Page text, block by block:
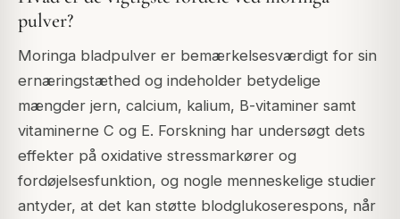
pulver?
Moringa bladpulver er bemærkelsesværdigt for sin
ernæringstæthed og indeholder betydelige
mængder jern, calcium, kalium, B-vitaminer samt
vitaminerne C og E. Forskning har undersøgt dets
effekter på oxidative stressmarkører og
fordøjelsesfunktion, og nogle menneskelige studier
antyder, at det kan støtte blodglukoserespons, når